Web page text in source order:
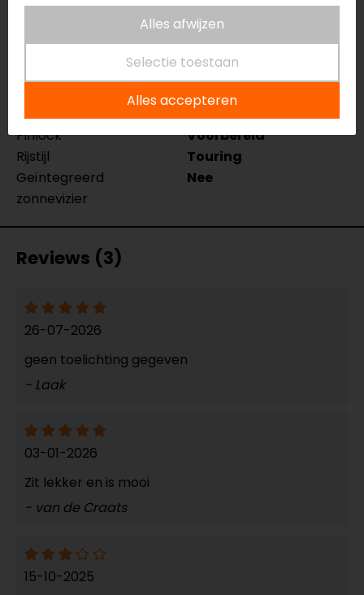
Merk
Scorpion
Zwart-Fluor
Universeel voorbereid
Ratelsluiting
Materiaal
Thermoplastic
Pinlock
Voorbereid
Rijstijl
Touring
Geïntegreerd
zonnevizier
Nee
Reviews (3)
26-07-2026
geen toelichting gegeven
- Laak
03-01-2026
Zit lekker en is mooi
- van de Craats
15-10-2025
Alles afwijzen
Selectie toestaan
Alles accepteren